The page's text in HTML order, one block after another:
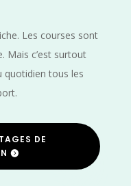
Les courses sont
Mais c’est surtout
quotidien tous les
DE